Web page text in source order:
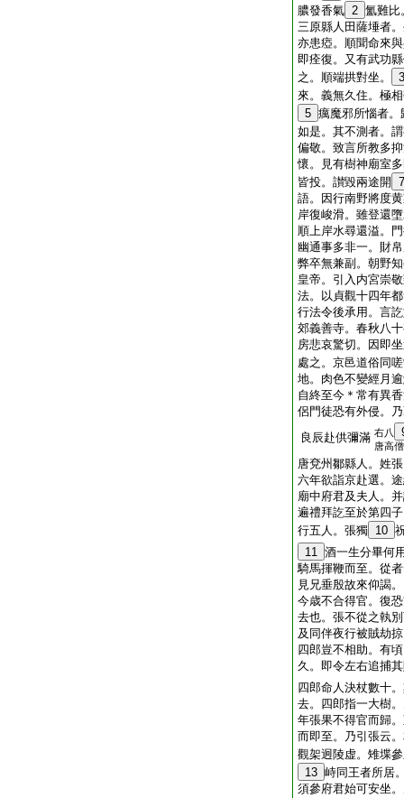
膿發香氣 2 氳難比
三原縣人田薩埵者
亦患瘂。順聞命來
即痊復。又有武功
之。順端拱對坐。
3
來。義無久住。極
5 癘魔邪所惱者
如是。其不測者。
偏敬。致言所教多
懷。見有樹神廟室
皆投。讃毀兩途開
7
語。因行南野將度
岸復峻滑。雖登還
順上岸水尋還溢。
幽通事多非一。財
弊卒無兼副。朝野
皇帝。引入内宮崇
法。以貞觀十四年
行法令後承用。言
郊義善寺。春秋八
房悲哀驚切。因即
處之。京邑道俗同
地。肉色不變經月
自終至今＊常有異
侶門徒恐有外侵。
良辰赴供彌滿 右八
唐高
唐兗州鄒縣人。姓
六年欲詣京赴選。
廟中府君及夫人。
遍禮拜訖至於第四
行五人。張獨 10
11 酒一生分畢何
騎馬揮鞭而至。從
見兄垂殷故來仰謁
今歳不合得官。復
去也。張不從之執
及同伴夜行被賊劫
四郎豈不相助。有
久。即令左右追捕
四郎命人決杖數十
去。四郎指一大樹
年張果不得官而歸
而即至。乃引張云
觀架迥陵虚。雉堞
13 峙同王者所居
須參府君始可安坐